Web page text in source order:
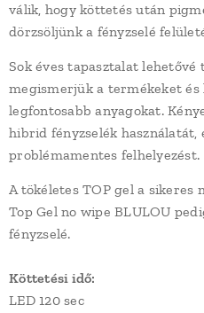
válik, hogy köttetés után
dörzsöljünk a fényzselé
Sok éves tapasztalat
megismerjük a termékeket és
legfontosabb anyagokat.
hibrid fényzselék használatát,
problémamentes felhelyezést.
A tökéletes TOP gel a sikeres
Top Gel no wipe BLULOU
fényzselé.
Köttetési idő:
LED 120 sec